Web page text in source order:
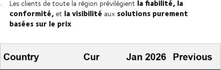
Les clients de toute la région prévilégient la fiabilité, la
conformité,et la visibilité aux solutions purement
basées sur le prix